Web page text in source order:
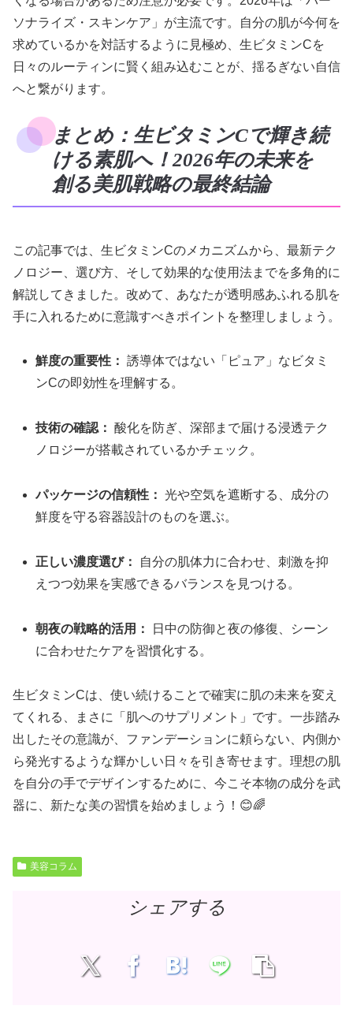
ソナライズ・スキンケア」が主流です。自分の肌が今何を
求めているかを対話するように見極め、生ビタミンCを
日々のルーティンに賢く組み込むことが、揺るぎない自信
へと繋がります。
まとめ：生ビタミンCで輝き続
ける素肌へ！2026年の未来を
創る美肌戦略の最終結論
この記事では、生ビタミンCのメカニズムから、最新テク
ノロジー、選び方、そして効果的な使用法までを多角的に
解説してきました。改めて、あなたが透明感あふれる肌を
手に入れるために意識すべきポイントを整理しましょう。
鮮度の重要性： 誘導体ではない「ピュア」なビタミ
ンCの即効性を理解する。
技術の確認： 酸化を防ぎ、深部まで届ける浸透テク
ノロジーが搭載されているかチェック。
パッケージの信頼性： 光や空気を遮断する、成分の
鮮度を守る容器設計のものを選ぶ。
正しい濃度選び：
自分の肌体力に合わせ、刺激を抑
えつつ効果を実感できるバランスを見つける。
朝夜の戦略的活用：
日中の防御と夜の修復、シーン
に合わせたケアを習慣化する。
生ビタミンCは、使い続けることで確実に肌の未来を変え
てくれる、まさに「肌へのサプリメント」です。一歩踏み
出したその意識が、ファンデーションに頼らない、内側か
ら発光するような輝かしい日々を引き寄せます。理想の肌
を自分の手でデザインするために、今こそ本物の成分を武
器に、新たな美の習慣を始めましょう！😊🌈
美容コラム
シェアする